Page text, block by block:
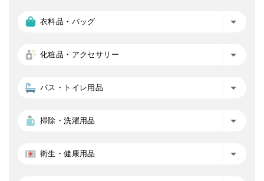
衣料品・バッグ
化粧品・アクセサリー
バス・トイレ用品
掃除・洗濯用品
衛生・健康用品